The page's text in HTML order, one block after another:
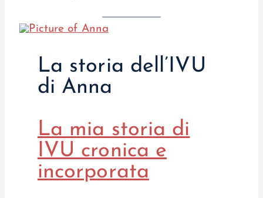
La storia dell’IVU
di Anna
La mia storia di
IVU cronica e
incorporata